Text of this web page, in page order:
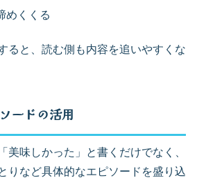
めくくる
ると、読む側も内容を追いやすくな
ードの活用
美味しかった」と書くだけでなく、
りなど具体的なエピソードを盛り込